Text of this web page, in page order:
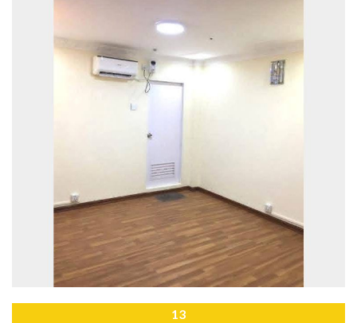
13